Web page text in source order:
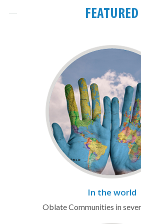
FEATURED
In the world
Oblate Communities in